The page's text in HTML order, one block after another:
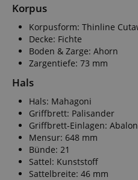
Korpus
Korpusform: Thinline
Decke: Fichte
Boden & Zarge: Ahorn
Zargentiefe: 73 mm
Hals
Hals: Mahagoni
Griffbrett: Palisander
Griffbrett-Einlagen:
Mensur: 648 mm
Bünde: 21
Sattel: Kunststoff
Sattelbreite: 46 mm